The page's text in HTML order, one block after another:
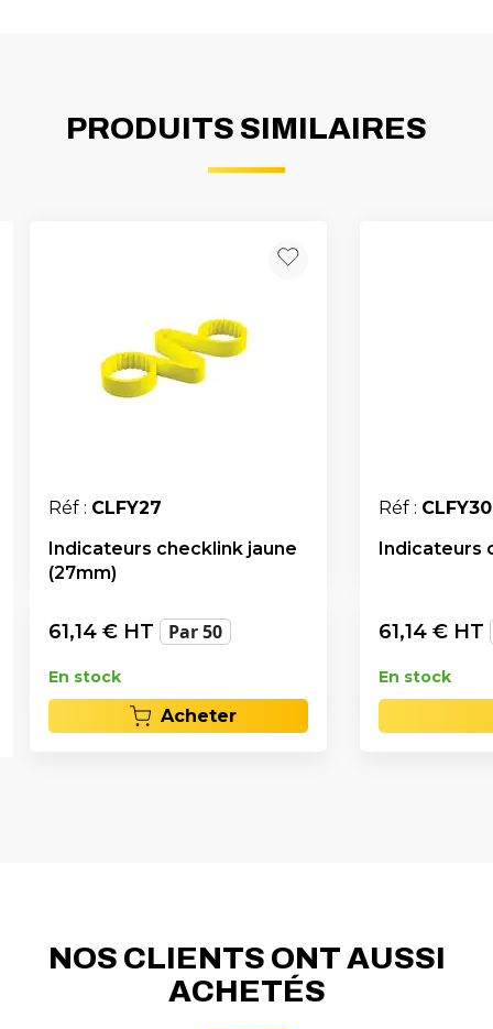
PRODUITS SIMILAIRES
Réf : CLFY27
Indicateurs checklink jaune
(27mm)
61,14 € HT Par 50
En stock
Acheter
Réf : CLFY30
Indicateurs
61,14 € HT
En stock
NOS CLIENTS ONT AUSSI
ACHETÉS